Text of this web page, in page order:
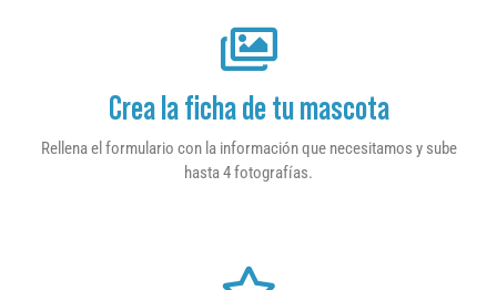
Crea la ficha de tu mascota
Rellena el formulario con la información que necesitamos y sube
hasta 4 fotografías.